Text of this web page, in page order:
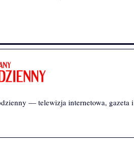
— telewizja internetowa, gazeta